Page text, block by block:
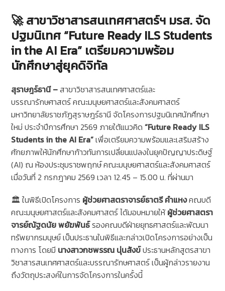
🚀 สาขาวิชาสารสนเทศศาสตร์ฯ มรส. จัด
ปฐมนิเทศ “Future Ready ILS Students
in the AI Era” เตรียมความพร้อม
นักศึกษาสู่ยุคดิจิทัล
สุราษฎร์ธานี –สาขาวิชาสารสนเทศศาสตร์และ
บรรณารักษศาสตร์ คณะมนุษยศาสตร์และสังคมศาสตร์
มหาวิทยาลัยราชภัฏสุราษฎร์ธานี จัดโครงการปฐมนิเทศนักศึกษา
ใหม่ ประจำปีการศึกษา 2569 ภายใต้แนวคิด“Future Ready ILS
Students in the AI Era”เพื่อเตรียมความพร้อมและเสริมสร้าง
ศักยภาพให้นักศึกษาก้าวทันการเปลี่ยนแปลงในยุคปัญญาประดิษฐ์
(AI) ณ ห้องประชุมราชพฤกษ์ คณะมนุษยศาสตร์และสังคมศาสตร์
เมื่อวันที่ 2 กรกฎาคม 2569 เวลา 12.45 – 15.00 น. ที่ผ่านมา
🏛️ ในพิธีเปิดโครงการ ผู้ช่วยศาสตราจารย์ธาตรี คำแหงคณบดี
คณะมนุษยศาสตร์และสังคมศาสตร์ ได้มอบหมายให้ผู้ช่วยศาสตรา
จารย์ณัฐดนัย พยัฆพันธ์รองคณบดีฝ่ายยุทธศาสตร์และพัฒนา
ทรัพยากรมนุษย์ เป็นประธานในพิธีและกล่าวเปิดโครงการอย่างเป็น
ทางการ โดยมี นางสาวกชพรรณ นุ่นสังข์ประธานหลักสูตรสาขา
วิชาสารสนเทศศาสตร์และบรรณารักษศาสตร์ เป็นผู้กล่าวรายงาน
ถึงวัตถุประสงค์ในการจัดโครงการในครั้งนี้